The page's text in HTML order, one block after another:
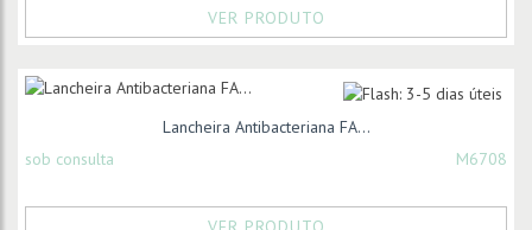
VER PRODUTO
Lancheira Antibacteriana FA...
sob consulta
M6708